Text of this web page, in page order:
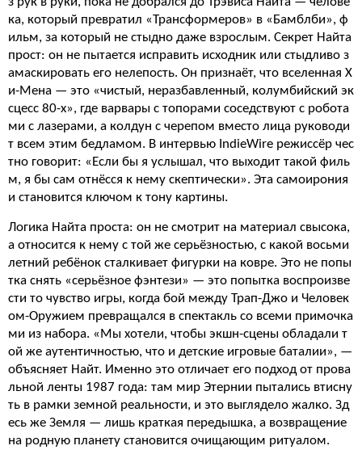
ка, который превратил «Трансформеров» в «Бамблби», ф
ильм, за который не стыдно даже взрослым. Секрет Найта
прост: он не пытается исправить исходник или стыдливо з
амаскировать его нелепость. Он признаёт, что вселенная Х
и-Мена — это «чистый, неразбавленный, колумбийский эк
сцесс 80-х», где варвары с топорами соседствуют с робота
ми с лазерами, а колдун с черепом вместо лица руководи
т всем этим бедламом. В интервью IndieWire режиссёр чес
тно говорит: «Если бы я услышал, что выходит такой филь
м, я бы сам отнёсся к нему скептически». Эта самоирония
и становится ключом к тону картины.
Логика Найта проста: он не смотрит на материал свысока,
а относится к нему с той же серьёзностью, с какой восьми
летний ребёнок сталкивает фигурки на ковре. Это не попы
тка снять «серьёзное фэнтези» — это попытка воспроизве
сти то чувство игры, когда бой между Трап-Джо и Человек
ом-Оружием превращался в спектакль со всеми примочка
ми из набора. «Мы хотели, чтобы экшн-сцены обладали т
ой же аутентичностью, что и детские игровые баталии», —
объясняет Найт. Именно это отличает его подход от прова
льной ленты 1987 года: там мир Этернии пытались втисну
ть в рамки земной реальности, и это выглядело жалко. Зд
есь же Земля — лишь краткая передышка, а возвращение
на родную планету становится очищающим ритуалом.